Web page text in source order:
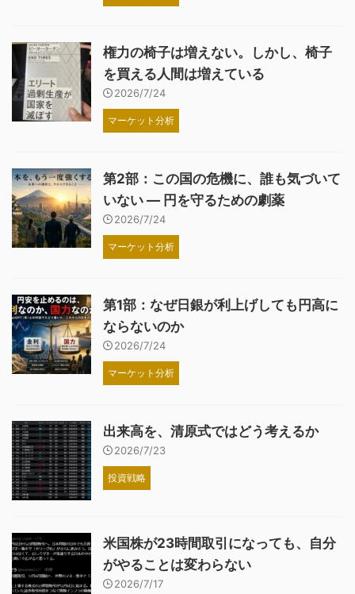
権力の椅子は増えない。しかし、椅子
を買える人間は増えている
2026/7/24
マーケット分析
第2部：この国の危機に、誰も気づいて
いない ― 円を守るための劇薬
2026/7/24
マーケット分析
第1部：なぜ日銀が利上げしても円高に
ならないのか
2026/7/24
マーケット分析
出来高を、清原式ではどう考えるか
2026/7/23
投資戦略
米国株が23時間取引になっても、自分
がやることは変わらない
2026/7/17